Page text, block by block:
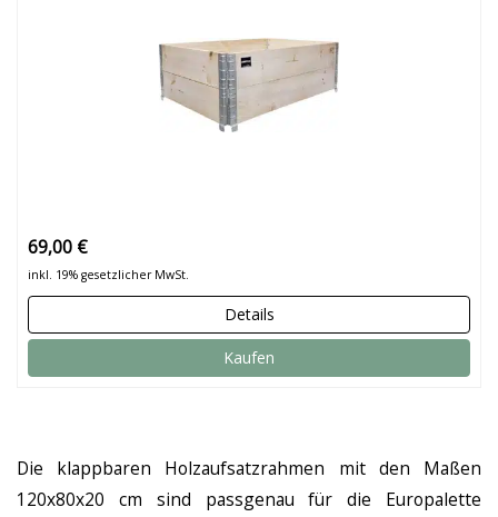
69,00 €
inkl. 19% gesetzlicher MwSt.
Details
Kaufen
Die klappbaren Holzaufsatzrahmen mit den Maßen
120x80x20 cm sind passgenau für die Europalette